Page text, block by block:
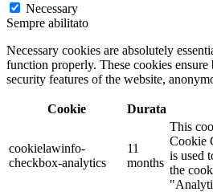
Necessary
Sempre abilitato
Necessary cookies are absolutely
function properly. These cookies
security features of the website,
Cookie Durata
cookielawinfo-
checkbox-analytics
11
months
This
Cookie
is used
the